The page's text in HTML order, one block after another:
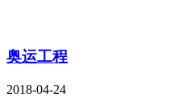
奥运工程
2018-04-24